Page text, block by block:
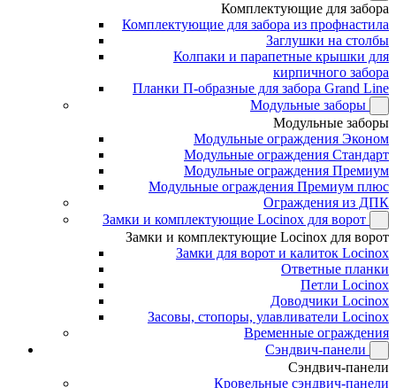
Комплектующие для забора
Комплектующие для забора из профнастила
Заглушки на столбы
Колпаки и парапетные крышки для
кирпичного забора
Планки П-образные для забора Grand Line
Модульные заборы
Модульные заборы
Модульные ограждения Эконом
Модульные ограждения Стандарт
Модульные ограждения Премиум
Модульные ограждения Премиум плюс
Ограждения из ДПК
Замки и комплектующие Locinox для ворот
Замки и комплектующие Locinox для ворот
Замки для ворот и калиток Locinox
Ответные планки
Петли Locinox
Доводчики Locinox
Засовы, стопоры, улавливатели Locinox
Временные ограждения
Сэндвич-панели
Сэндвич-панели
Кровельные сэндвич-панели